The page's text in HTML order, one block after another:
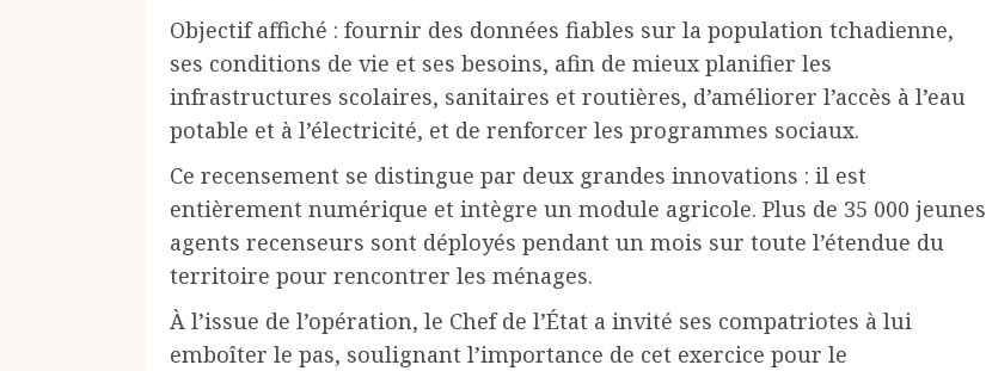
Objectif affiché : fournir des données fiables sur la population tchadienne,
ses conditions de vie et ses besoins, afin de mieux planifier les
infrastructures scolaires, sanitaires et routières, d’améliorer l’accès à l’eau
potable et à l’électricité, et de renforcer les programmes sociaux.
Ce recensement se distingue par deux grandes innovations : il est
entièrement numérique et intègre un module agricole. Plus de 35 000 jeunes
agents recenseurs sont déployés pendant un mois sur toute l’étendue du
territoire pour rencontrer les ménages.
À l’issue de l’opération, le Chef de l’État a invité ses compatriotes à lui
emboîter le pas, soulignant l’importance de cet exercice pour le